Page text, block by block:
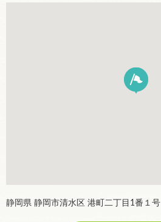
静岡県 静岡市清水区 港町二丁目1番１号